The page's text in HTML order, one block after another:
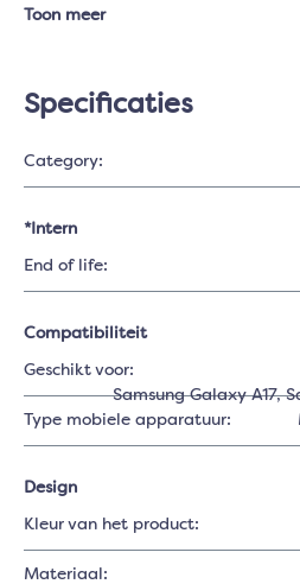
Toon meer
Specificaties
Category:
*Intern
End of life:
Compatibiliteit
Geschikt voor:
Samsung Galaxy A17,
Type mobiele apparatuur:
Design
Kleur van het product:
Materiaal: